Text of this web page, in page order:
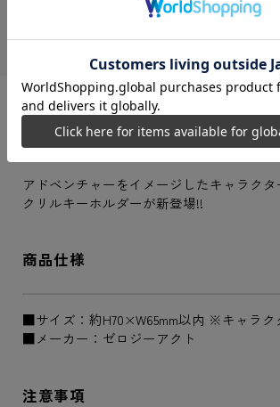
4580897322516
シリーズ
名探偵コナン
商品説明
アドベンチャーをイメージしたキャラク
クリルキーホルダーが新登場!!
商品仕様
■サイズ：約H70×W65mm以内 ※キャラク
■メーカー：ゼロジーアクト
注意事項